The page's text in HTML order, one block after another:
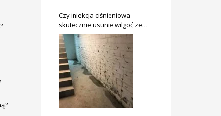
Czy iniekcja ciśnieniowa
skutecznie usunie wilgoć ze
ścian?